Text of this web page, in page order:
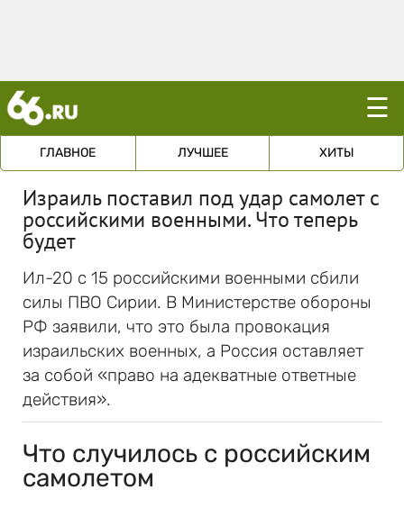
☰
ГЛАВНОЕ ЛУЧШЕЕ ХИТЫ
Израиль поставил под удар самолет с
российскими военными. Что теперь
будет
Ил-20 с 15 российскими военными сбили
силы ПВО Сирии. В Министерстве обороны
РФ заявили, что это была провокация
израильских военных, а Россия оставляет
за собой «право на адекватные ответные
действия».
Что случилось с российским
самолетом